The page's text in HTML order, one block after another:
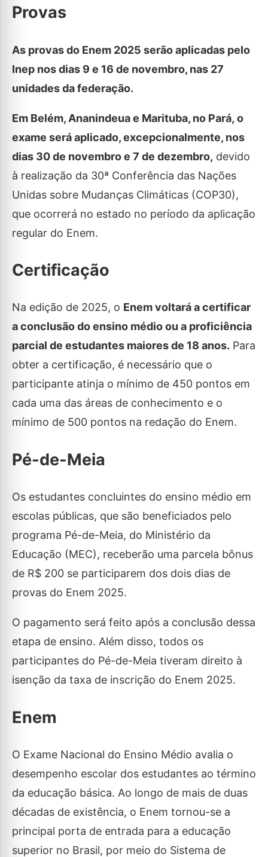
Provas
As provas do Enem 2025 serão aplicadas pelo
Inep nos dias 9 e 16 de novembro, nas 27
unidades da federação.
Em Belém, Ananindeua e Marituba, no Pará, o
exame será aplicado, excepcionalmente, nos
dias 30 de novembro e 7 de dezembro, devido
à realização da 30ª Conferência das Nações
Unidas sobre Mudanças Climáticas (COP30),
que ocorrerá no estado no período da aplicação
regular do Enem.
Certificação
Na edição de 2025, o Enem voltará a certificar
a conclusão do ensino médio ou a proficiência
parcial de estudantes maiores de 18 anos. Para
obter a certificação, é necessário que o
participante atinja o mínimo de 450 pontos em
cada uma das áreas de conhecimento e o
mínimo de 500 pontos na redação do Enem.
Pé-de-Meia
Os estudantes concluintes do ensino médio em
escolas públicas, que são beneficiados pelo
programa Pé-de-Meia, do Ministério da
Educação (MEC), receberão uma parcela bônus
de R$ 200 se participarem dos dois dias de
provas do Enem 2025.
O pagamento será feito após a conclusão dessa
etapa de ensino. Além disso, todos os
participantes do Pé-de-Meia tiveram direito à
isenção da taxa de inscrição do Enem 2025.
Enem
O Exame Nacional do Ensino Médio avalia o
desempenho escolar dos estudantes ao término
da educação básica. Ao longo de mais de duas
décadas de existência, o Enem tornou-se a
principal porta de entrada para a educação
superior no Brasil, por meio do Sistema de